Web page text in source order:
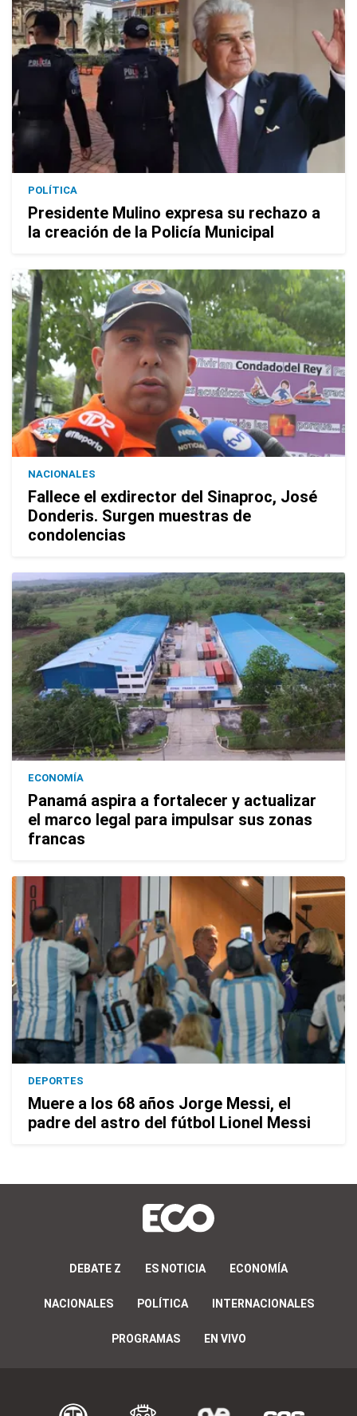
POLÍTICA
Presidente Mulino expresa su rechazo a
la creación de la Policía Municipal
NACIONALES
Fallece el exdirector del Sinaproc, José
Donderis. Surgen muestras de
condolencias
ECONOMÍA
Panamá aspira a fortalecer y actualizar
el marco legal para impulsar sus zonas
francas
DEPORTES
Muere a los 68 años Jorge Messi, el
padre del astro del fútbol Lionel Messi
DEBATE Z ES NOTICIA ECONOMÍA
NACIONALES POLÍTICA INTERNACIONALES
PROGRAMAS EN VIVO